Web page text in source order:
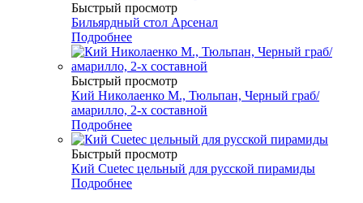
Быстрый просмотр
Бильярдный стол Арсенал
Подробнее
Быстрый просмотр
Кий Николаенко М., Тюльпан, Черный граб/
амарилло, 2-х составной
Подробнее
Быстрый просмотр
Кий Cuetec цельный для русской пирамиды
Подробнее